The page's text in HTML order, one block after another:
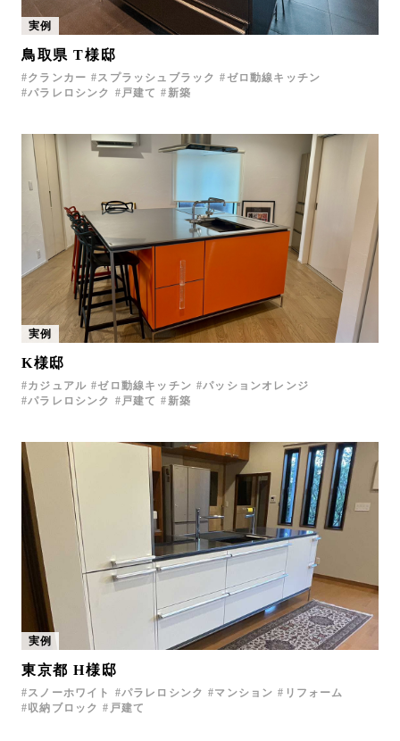
実例
鳥取県 T様邸
クランカー スプラッシュブラック
ゼロ動線キッチン
パラレロシンク
戸建て 新築
実例
K様邸
カジュアル ゼロ動線キッチン
パッションオレンジ
パラレロシンク
戸建て 新築
実例
東京都 H様邸
スノーホワイト パラレロシンク マンション
リフォーム
収納ブロック
戸建て